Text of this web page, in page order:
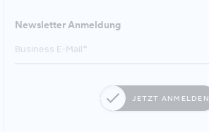
Newsletter Anmeldung
JETZT ANMELDEN